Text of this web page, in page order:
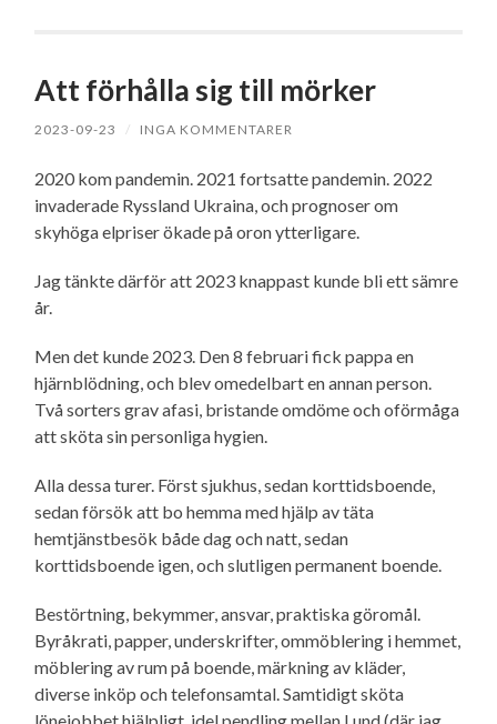
Att förhålla sig till mörker
2023-09-23 / INGA KOMMENTARER
2020 kom pandemin. 2021 fortsatte pandemin. 2022
invaderade Ryssland Ukraina, och prognoser om
skyhöga elpriser ökade på oron ytterligare.
Jag tänkte därför att 2023 knappast kunde bli ett sämre
år.
Men det kunde 2023. Den 8 februari fick pappa en
hjärnblödning, och blev omedelbart en annan person.
Två sorters grav afasi, bristande omdöme och oförmåga
att sköta sin personliga hygien.
Alla dessa turer. Först sjukhus, sedan korttidsboende,
sedan försök att bo hemma med hjälp av täta
hemtjänstbesök både dag och natt, sedan
korttidsboende igen, och slutligen permanent boende.
Bestörtning, bekymmer, ansvar, praktiska göromål.
Byråkrati, papper, underskrifter, ommöblering i hemmet,
möblering av rum på boende, märkning av kläder,
diverse inköp och telefonsamtal. Samtidigt sköta
lönejobbet hjälpligt, idel pendling mellan Lund (där jag